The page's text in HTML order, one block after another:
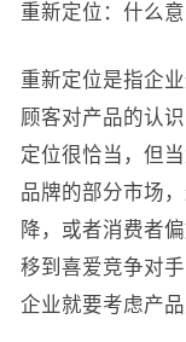
重新定位：什么
重新定位是指企
顾客对产品的认
定位很恰当，但
品牌的部分市场
降，或者消费者
移到喜爱竞争对
企业就要考虑产